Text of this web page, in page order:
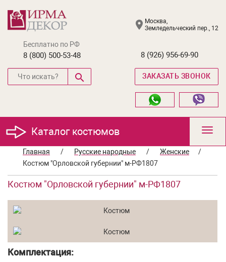
Москва,
Земледельческий пер., 12
Бесплатно по РФ
8 (800) 500-53-48 8 (926) 956-69-90
ЗАКАЗАТЬ ЗВОНОК
Каталог костюмов
Главная
/ Русские народные / Женские
/
Костюм "Орловской губернии" м-РФ1807
Костюм "Орловской губернии" м-РФ1807
Комплектация: